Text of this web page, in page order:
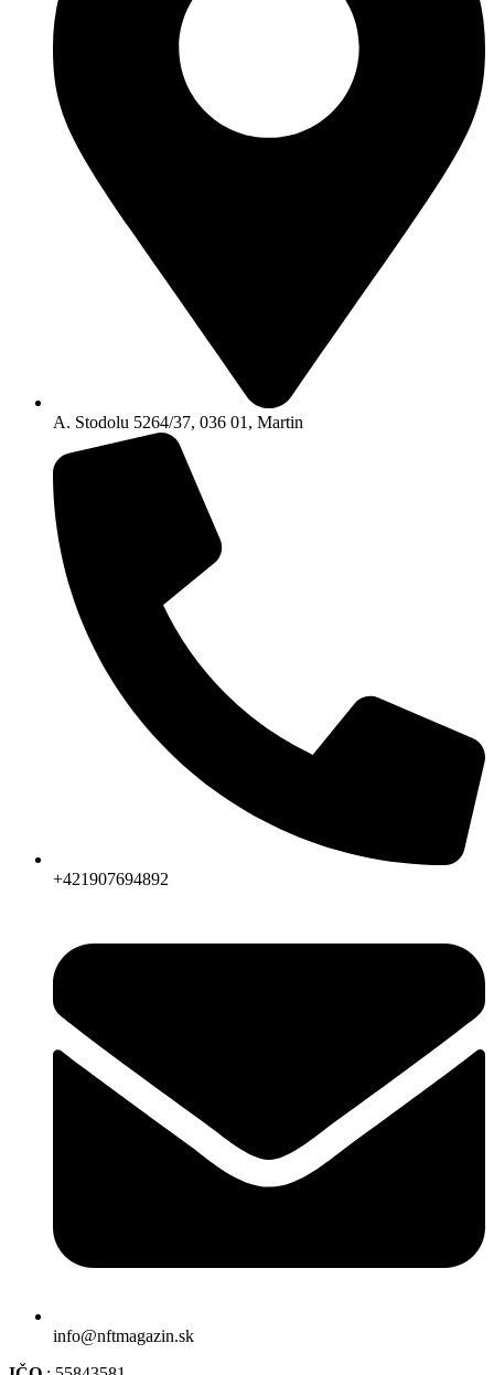
A. Stodolu 5264/37, 036 01, Martin
+421907694892
info@nftmagazin.sk